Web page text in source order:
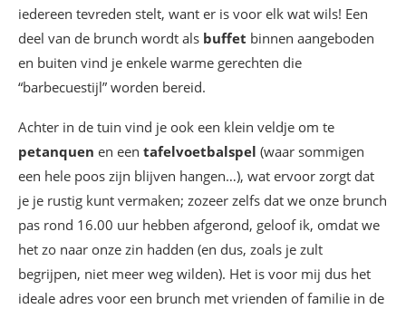
iedereen tevreden stelt, want er is voor elk wat wils! Een
deel van de brunch wordt als buffet binnen aangeboden
en buiten vind je enkele warme gerechten die
“barbecuestijl” worden bereid.
Achter in de tuin vind je ook een klein veldje om te
petanquen en een tafelvoetbalspel (waar sommigen
een hele poos zijn blijven hangen…), wat ervoor zorgt dat
je je rustig kunt vermaken; zozeer zelfs dat we onze brunch
pas rond 16.00 uur hebben afgerond, geloof ik, omdat we
het zo naar onze zin hadden (en dus, zoals je zult
begrijpen, niet meer weg wilden). Het is voor mij dus het
ideale adres voor een brunch met vrienden of familie in de